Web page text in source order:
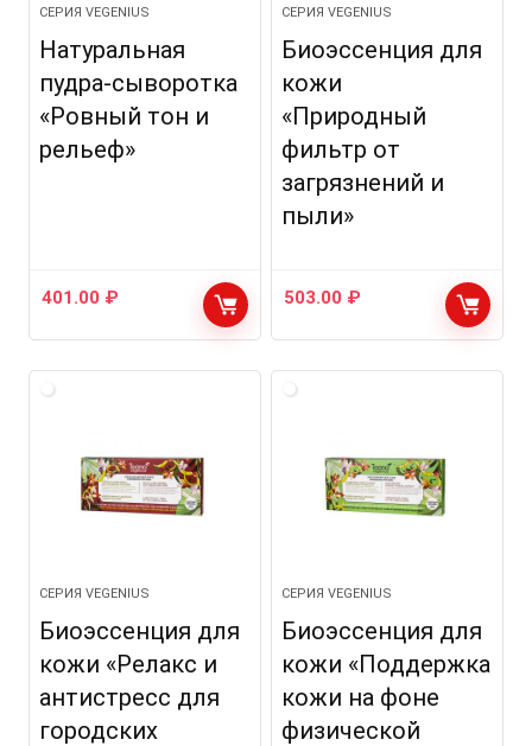
СЕРИЯ VEGENIUS
Натуральная
пудра-сыворотка
«Ровный тон и
рельеф»
401.00 ₽
СЕРИЯ VEGENIUS
Биоэссенция для
кожи
«Природный
фильтр от
загрязнений и
пыли»
503.00 ₽
СЕРИЯ VEGENIUS
Биоэссенция для
кожи «Релакс и
антистресс для
городских
СЕРИЯ VEGENIUS
Биоэссенция для
кожи «Поддержка
кожи на фоне
физической